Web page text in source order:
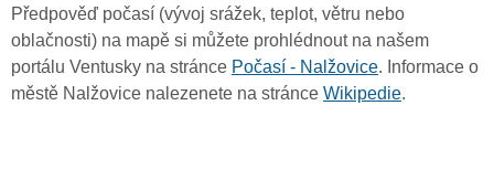
Předpověď počasí (vývoj srážek, teplot, větru nebo
oblačnosti) na mapě si můžete prohlédnout na našem
portálu Ventusky na stránce Počasí - Nalžovice. Informace o
městě Nalžovice nalezenete na stránce Wikipedie.